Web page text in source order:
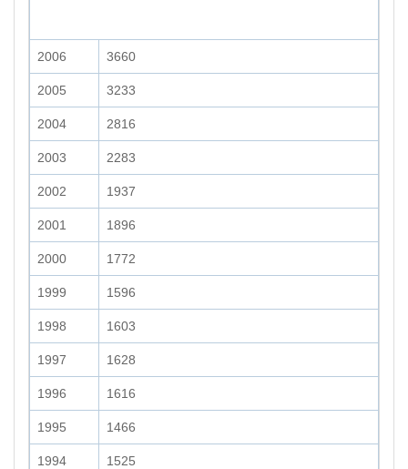
2006 3660
2005 3233
2004 2816
2003 2283
2002 1937
2001 1896
2000 1772
1999 1596
1998 1603
1997 1628
1996 1616
1995 1466
1994 1525